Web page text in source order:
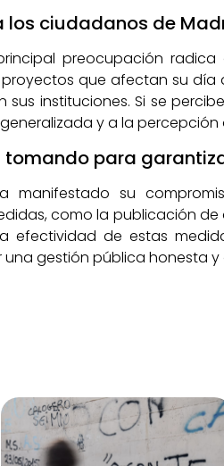
los ciudadanos de
preocupación
que afectan su
instituciones. Si se
y a la
tomando para
manifestado su
como la publicación
efectividad de estas
gestión pública honesta y